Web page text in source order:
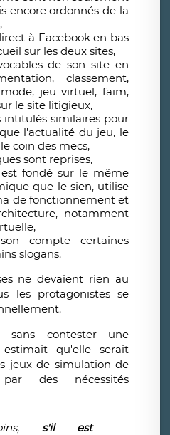
encore ordonnés de la
à Facebook en bas
sur les deux sites,
de son site en
classement,
jeu virtuel, faim,
le site litigieux,
intitulés similaires pour
l'actualité du jeu, le
coin des mecs,
sont reprises,
fondé sur le même
que le sien, utilise
de fonctionnement et
notamment
compte certaines
slogans.
ne devaient rien au
les protagonistes se
sans contester une
qu'elle serait
jeux de simulation de
des nécessités
s'il est